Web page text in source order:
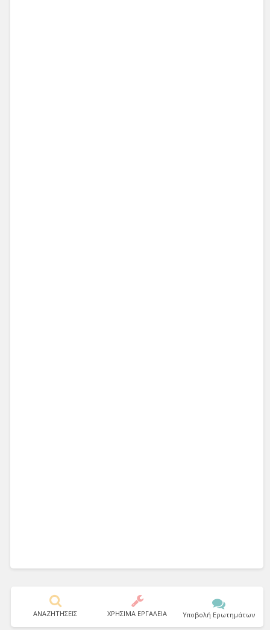
ΑΝΑΖΗΤΗΣΕΙΣ ΧΡΗΣΙΜΑ ΕΡΓΑΛΕΙΑ Υποβολή Ερωτημάτων